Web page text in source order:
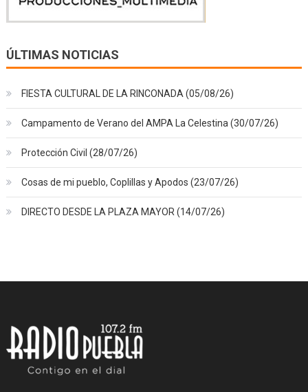
ÚLTIMAS NOTICIAS
FIESTA CULTURAL DE LA RINCONADA (05/08/26)
Campamento de Verano del AMPA La Celestina (30/07/26)
Protección Civil (28/07/26)
Cosas de mi pueblo, Coplillas y Apodos (23/07/26)
DIRECTO DESDE LA PLAZA MAYOR (14/07/26)